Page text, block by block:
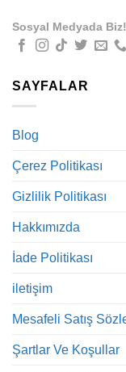
Sosyal Medyada Biz!
SAYFALAR
Blog
Çerez Politikası
Gizlilik Politikası
Hakkımızda
İade Politikası
iletişim
Mesafeli Satış
Şartlar Ve Koşullar